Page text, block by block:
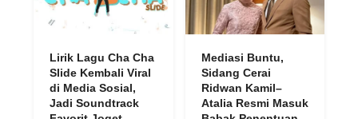
Lirik Lagu Cha Cha
Slide Kembali Viral
di Media Sosial,
Jadi Soundtrack
Mediasi Buntu,
Sidang Cerai
Ridwan Kamil–
Atalia Resmi Masuk